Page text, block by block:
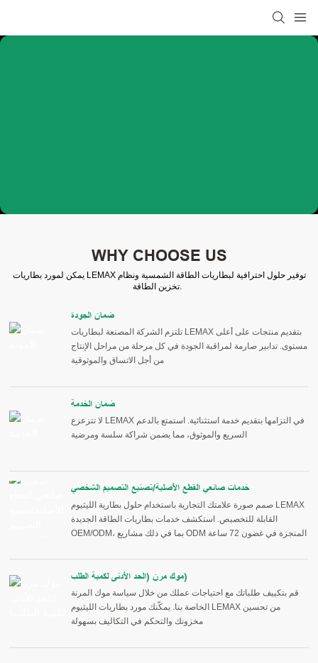
WHY CHOOSE US
يمكن لمورد بطاريات LEMAX توفير حلول احترافية لبطاريات الطاقة الشمسية ونظام
تخزين الطاقة.
ضمان الجودة
تلتزم الشركة المصنعة لبطاريات LEMAX بتقديم منتجات على أعلى
مستوى. تدابير صارمة لمراقبة الجودة في كل مرحلة من مراحل الإنتاج
من أجل الاتساق والموثوقية
ضمان الخدمة
لا تتزعزع LEMAX في التزامها بتقديم خدمة استثنائية. استمتع بالدعم
السريع والموثوق، مما يضمن شراكة سلسة ومرضية
خدمات صانعي القطع الأصلية/تصنيع التصميم الشخصي
صمم صورة علامتك التجارية باستخدام حلول بطارية الليثيوم LEMAX
القابلة للتخصيص. استكشف خدمات بطاريات الطاقة الجديدة
OEM/ODM، بما في ذلك مشاريع ODM المنجزة في غضون 72 ساعة
موك مرن (الحد الأدنى لكمية الطلب)
قم بتكييف طلباتك مع احتياجات عملك من خلال سياسة موك المرنة
الخاصة بنا. يمكّنك مورد بطاريات الليثيوم LEMAX من تحسين
مخزونك والتحكم في التكاليف بسهولة